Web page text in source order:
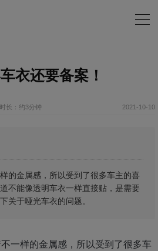
衣还要备案！
长：约3分钟 2021-10-10
的金属感，所以受到了很多车主的喜
不能像透明车衣一样直接贴，是需要
关于哑光车衣的问题。
一样的金属感，所以受到了很多车